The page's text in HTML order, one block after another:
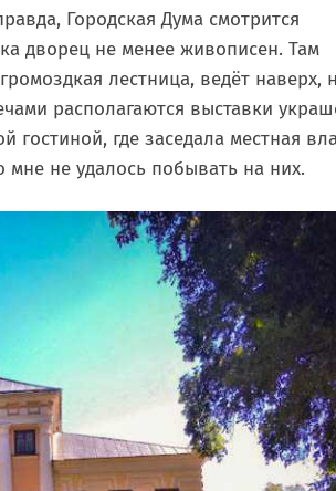
Городская Дума смотрится
дворец не менее живописен. Там
лестница, ведёт наверх,
располагаются выставки
гостиной, где заседала местная
мне не удалось побывать на них.